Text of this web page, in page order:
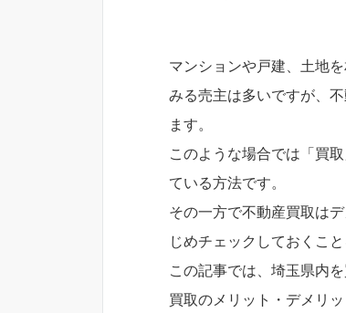
マンションや戸建、土地
みる売主は多いですが、
ます。
このような場合では「買
ている方法です。
その一方で不動産買取は
じめチェックしておくこ
この記事では、埼玉県内
買取のメリット・デメリ